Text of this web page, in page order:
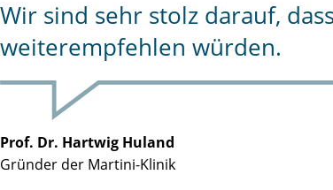
Wir sind sehr stolz darauf,
weiterempfehlen würden.
Prof. Dr. Hartwig Huland
Gründer der Martini-Klinik